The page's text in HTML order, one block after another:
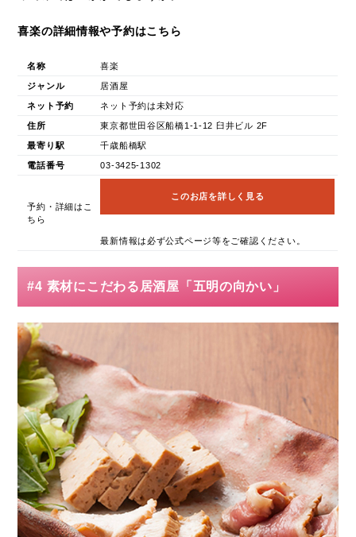
喜楽の詳細情報や予約はこちら
名称 喜楽
ジャンル 居酒屋
ネット予約 ネット予約は未対応
住所 東京都世田谷区船橋1-1-12 臼井ビル 2F
最寄り駅 千歳船橋駅
電話番号 03-3425-1302
予約・詳細はこ
ちら
このお店を詳しく見る
最新情報は必ず公式ページ等をご確認ください。
#4 素材にこだわる居酒屋「五明の向かい」